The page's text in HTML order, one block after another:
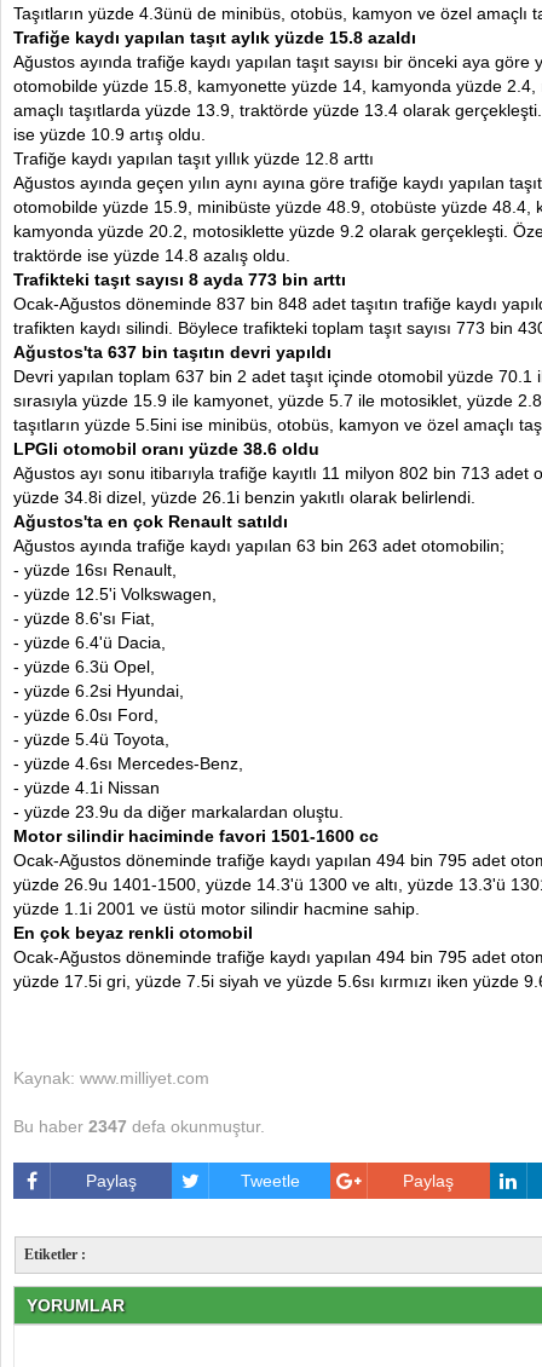
Taşıtların yüzde 4.3ünü de minibüs, otobüs, kamyon ve özel amaçlı
Trafiğe kaydı yapılan taşıt aylık yüzde 15.8 azaldı
Ağustos ayında trafiğe kaydı yapılan taşıt sayısı bir önceki aya göre
otomobilde yüzde 15.8, kamyonette yüzde 14, kamyonda yüzde
amaçlı taşıtlarda yüzde 13.9, traktörde yüzde 13.4 olarak
ise yüzde 10.9 artış oldu.
Trafiğe kaydı yapılan taşıt yıllık yüzde 12.8 arttı
Ağustos ayında geçen yılın aynı ayına göre trafiğe kaydı yapılan
otomobilde yüzde 15.9, minibüste yüzde 48.9, otobüste yüzde 48.4,
kamyonda yüzde 20.2, motosiklette yüzde 9.2 olarak gerçekleşti.
traktörde ise yüzde 14.8 azalış oldu.
Trafikteki taşıt sayısı 8 ayda 773 bin arttı
Ocak-Ağustos döneminde 837 bin 848 adet taşıtın trafiğe kaydı
trafikten kaydı silindi. Böylece trafikteki toplam taşıt sayısı 773 bin
Ağustos'ta 637 bin taşıtın devri yapıldı
Devri yapılan toplam 637 bin 2 adet taşıt içinde otomobil yüzde 70.1
sırasıyla yüzde 15.9 ile kamyonet, yüzde 5.7 ile motosiklet, yüzde
taşıtların yüzde 5.5ini ise minibüs, otobüs, kamyon ve özel amaçlı
LPGli otomobil oranı yüzde 38.6 oldu
Ağustos ayı sonu itibarıyla trafiğe kayıtlı 11 milyon 802 bin 713 adet
yüzde 34.8i dizel, yüzde 26.1i benzin yakıtlı olarak belirlendi.
Ağustos'ta en çok Renault satıldı
Ağustos ayında trafiğe kaydı yapılan 63 bin 263 adet otomobilin;
- yüzde 16sı Renault,
- yüzde 12.5'i Volkswagen,
- yüzde 8.6'sı Fiat,
- yüzde 6.4'ü Dacia,
- yüzde 6.3ü Opel,
- yüzde 6.2si Hyundai,
- yüzde 6.0sı Ford,
- yüzde 5.4ü Toyota,
- yüzde 4.6sı Mercedes-Benz,
- yüzde 4.1i Nissan
- yüzde 23.9u da diğer markalardan oluştu.
Motor silindir haciminde favori 1501-1600 cc
Ocak-Ağustos döneminde trafiğe kaydı yapılan 494 bin 795 adet
yüzde 26.9u 1401-1500, yüzde 14.3'ü 1300 ve altı, yüzde 13.3'ü
yüzde 1.1i 2001 ve üstü motor silindir hacmine sahip.
En çok beyaz renkli otomobil
Ocak-Ağustos döneminde trafiğe kaydı yapılan 494 bin 795 adet
yüzde 17.5i gri, yüzde 7.5i siyah ve yüzde 5.6sı kırmızı iken yüzde
Kaynak: www.milliyet.com
Bu haber 2347 defa okunmuştur.
Paylaş Tweetle Paylaş
Etiketler :
YORUMLAR